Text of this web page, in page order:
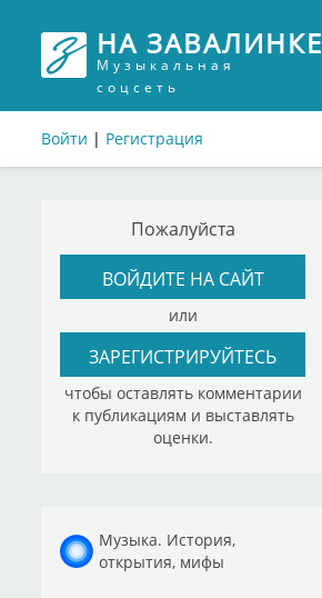
НА ЗАВАЛИНКЕ
Музыкальная
соцсеть
Войти | Регистрация
Пожалуйста
ВОЙДИТЕ НА САЙТ
или
ЗАРЕГИСТРИРУЙТЕСЬ
чтобы оставлять комментарии
к публикациям и выставлять
оценки.
Музыка. История,
открытия, мифы